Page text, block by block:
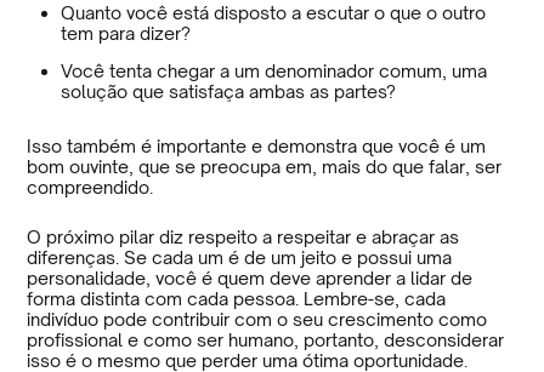
Quanto você está disposto a escutar o que o outro
tem para dizer?
Você tenta chegar a um denominador comum, uma
solução que satisfaça ambas as partes?
Isso também é importante e demonstra que você é um
bom ouvinte, que se preocupa em, mais do que falar, ser
compreendido.
O próximo pilar diz respeito a respeitar e abraçar as
diferenças. Se cada um é de um jeito e possui uma
personalidade, você é quem deve aprender a lidar de
forma distinta com cada pessoa. Lembre-se, cada
indivíduo pode contribuir com o seu crescimento como
profissional e como ser humano, portanto, desconsiderar
isso é o mesmo que perder uma ótima oportunidade.